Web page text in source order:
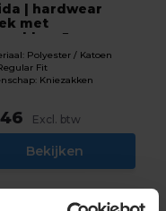
| hardwear
met
5...
Polyester / Katoen
Fit
Kniezakken
Excl. btw
Bekijken